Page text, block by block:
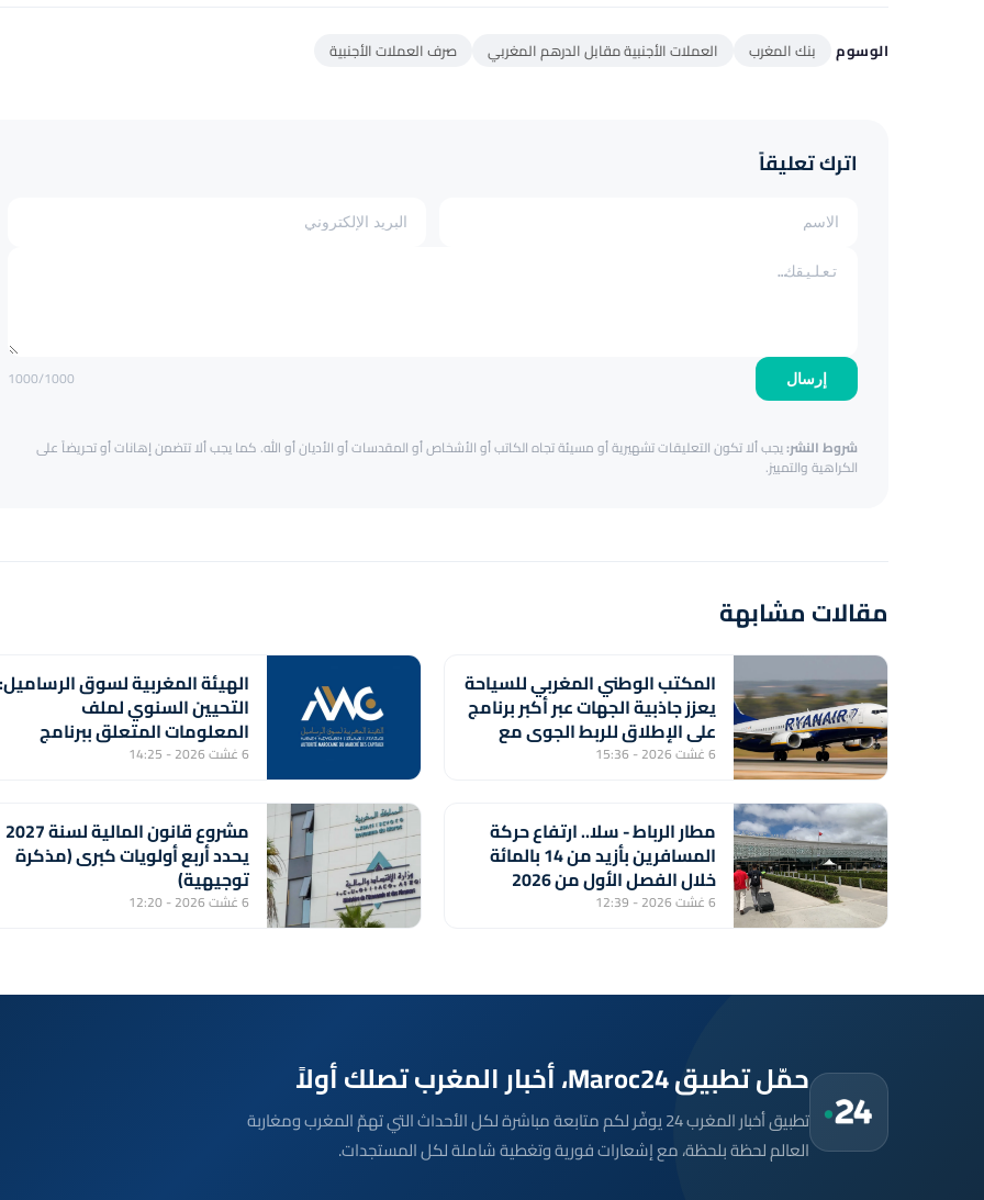
الوسوم بنك المغرب العملات الأجنبية مقابل الدرهم المغربي صرف العملات الأجنبية
اترك تعليقاً
إرسال 1000/1000
شروط النشر:يجب ألا تكون التعليقات تشهيرية أو مسيئة تجاه الكاتب أو الأشخاص أو المقدسات أو الأديان أو الله. كما يجب ألا تتضمن إهانات أو تحريضاً على
الكراهية والتمييز.
مقالات مشابهة
المكتب الوطني المغربي للسياحة
يعزز جاذبية الجهات عبر أكبر برنامج
على الإطلاق للربط الجوي مع
شركة "رايان إير"
6 غشت 2026 - 15:36
الهيئة المغربية لسوق الرساميل:
التحيين السنوي لملف
المعلومات المتعلق ببرنامج
إصدار شهادات الإيداع من طرف
6 غشت 2026 - 14:25
مطار الرباط - سلا.. ارتفاع حركة
المسافرين بأزيد من 14 بالمائة
خلال الفصل الأول من 2026
(المكتب الوطني للمطارات)
6 غشت 2026 - 12:39
مشروع قانون المالية لسنة 2027
يحدد أربع أولويات كبرى (مذكرة
توجيهية)
6 غشت 2026 - 12:20
حمّل تطبيق Maroc24، أخبار المغرب تصلك أولاً
تطبيق أخبار المغرب 24 يوفّر لكم متابعة مباشرة لكل الأحداث التي تهمّ المغرب ومغاربة
العالم لحظة بلحظة، مع إشعارات فورية وتغطية شاملة لكل المستجدات.